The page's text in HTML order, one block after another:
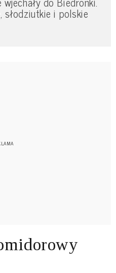
słodziutkie i polskie